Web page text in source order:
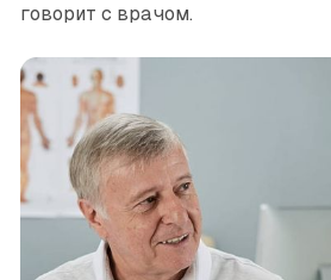
говорит с врачом.